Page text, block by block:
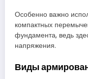
Особенно важно
компактных
фундамента, ведь
напряжения.
Виды